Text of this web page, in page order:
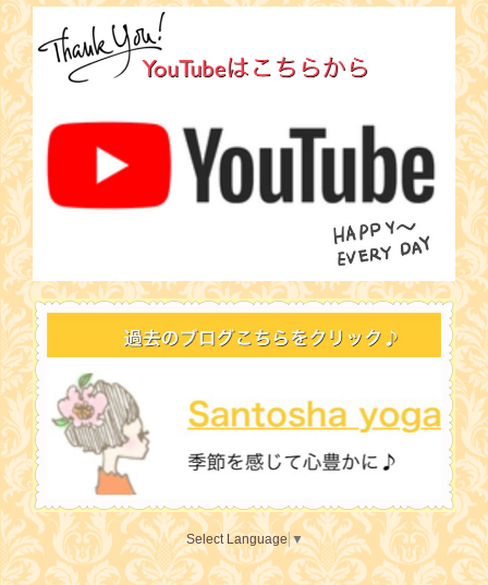
Select Language ▼